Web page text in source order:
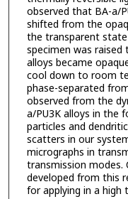
observed that BA-a/
shifted from the
the transparent
specimen was raised
alloys became
cool down to room
phase-separated
observed from the
a/PU3K alloys in the
particles and
scatters in our
micrographs in
transmission modes.
developed from this
for applying in a high